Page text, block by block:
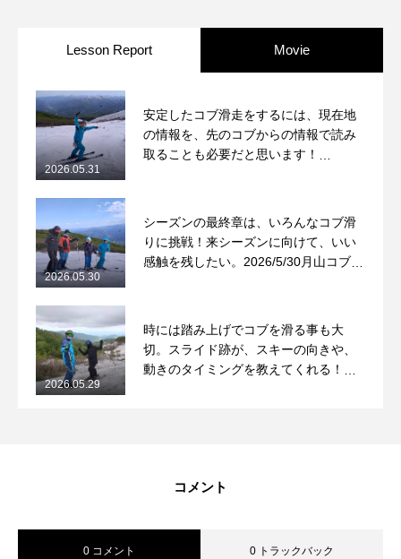
Lesson Report Movie
安定したコブ滑走をするには、現在地
の情報を、先のコブからの情報で読み
取ることも必要だと思います！
2026.05.31
シーズンの最終章は、いろんなコブ滑
りに挑戦！来シーズンに向けて、いい
感触を残したい。2026/5/30月山コブレ
2026.05.30
時には踏み上げでコブを滑る事も大
切。スライド跡が、スキーの向きや、
動きのタイミングを教えてくれる！
2026.05.29
コメント
0 コメント 0 トラックバック